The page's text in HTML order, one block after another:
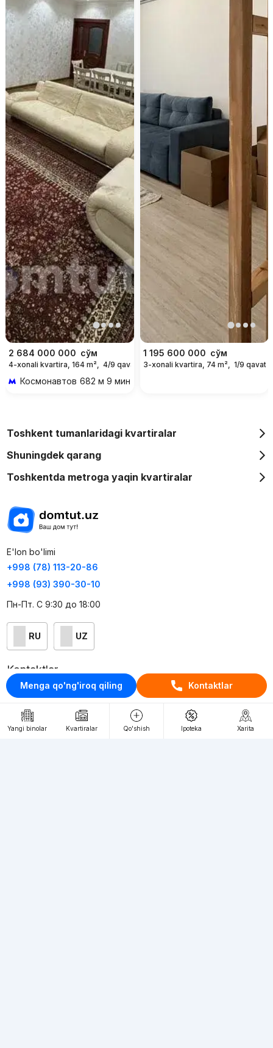
Menga qo'ng'iroq qiling Kontaktlar
2 684 000 000 сўм
4-xonali kvartira, 164 m², 4/9 qavat
Космонавтов 682 м 9 мин piyoda
1 195 600 000 сўм
3-xonali kvartira, 74 m², 1/9 qavat
Yangi binolar Kvartiralar Qo'shish Ipoteka Xarita
Toshkent tumanlaridagi kvartiralar
Shuningdek qarang
Toshkentda metroga yaqin kvartiralar
E'lon bo'limi
+998 (78) 113-20-86
+998 (93) 390-30-10
Пн-Пт. С 9:30 до 18:00
RU UZ
Kontaktlar
loyiha haqida
Webnow © loyihasi
Foydalanish shartlari